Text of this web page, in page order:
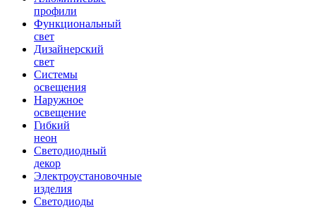
профили
Функциональный
свет
Дизайнерский
свет
Системы
освещения
Наружное
освещение
Гибкий
неон
Светодиодный
декор
Электроустановочные
изделия
Светодиоды